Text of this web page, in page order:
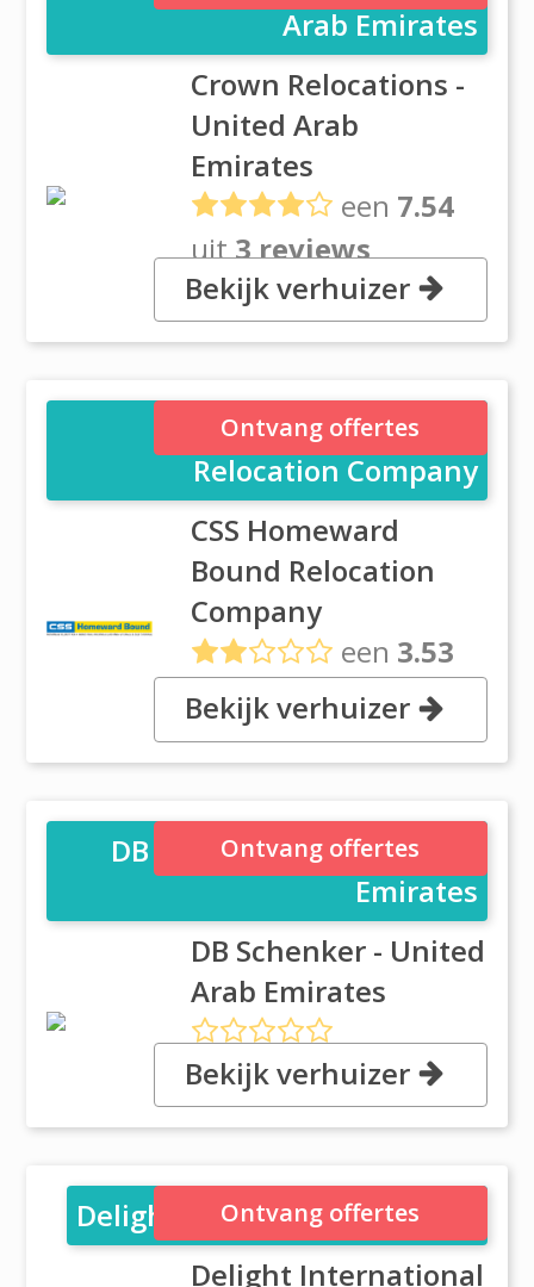
Arab Emirates
Crown Relocations -
United Arab
Emirates
een 7.54
uit3 reviews
, Dutco House, Floor 3 Itihad
Road, Dubai
Bekijk verhuizer
CSS Homeward Bound
Relocation Company
CSS Homeward
Bound Relocation
Company
een 3.53
uit3 reviews
, Jebel Ali, Dubai
Ontvang offertes
Bekijk verhuizer
DB Schenker - United Arab
Emirates
DB Schenker - United
Arab Emirates
, Al Masood Tower, Airport Road,
Dubai
Ontvang offertes
Bekijk verhuizer
Delight International Movers
Delight International
Ontvang offertes